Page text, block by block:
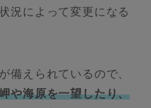
況によって変更になる
備えられているので、
や海原を一望したり、